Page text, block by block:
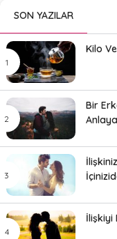
SON YAZILAR
Kilo
Bir
İlişkiyi